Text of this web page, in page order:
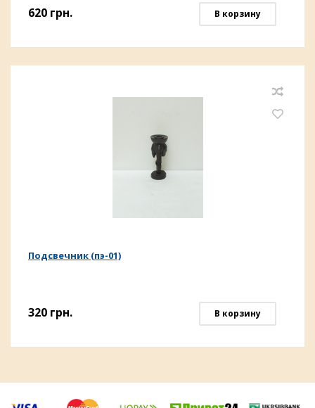
620 грн. В корзину
Подсвечник (пэ-01)
320 грн. В корзину